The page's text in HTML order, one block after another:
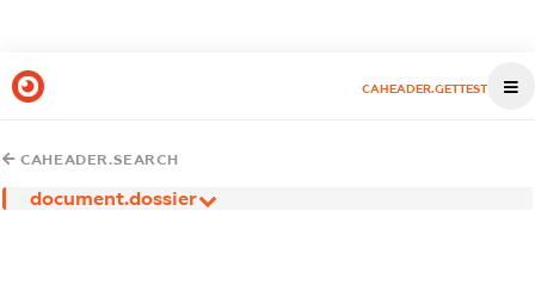
CAHEADER.GETTEST
CAHEADER.SEARCH
document.dossier